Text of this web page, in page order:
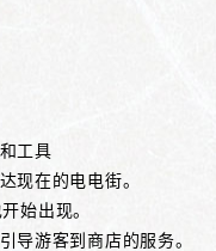
工具
现在的电电街。
始出现。
导游客到商店的服务。